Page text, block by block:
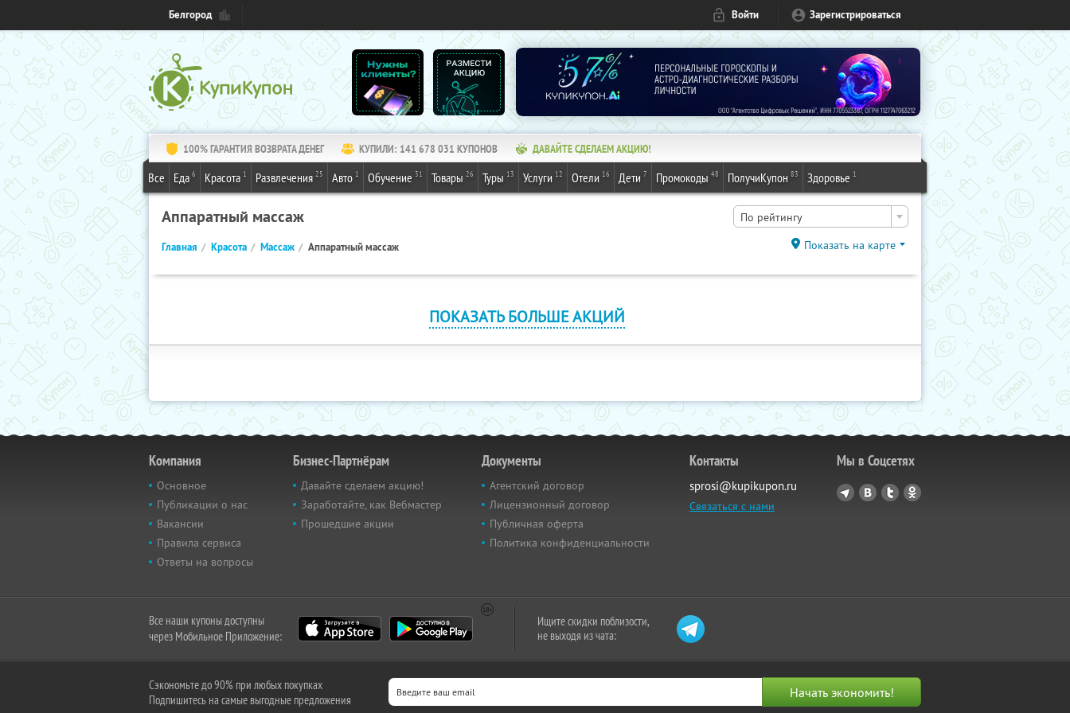
Белгород Войти Зарегистрироваться
100% ГАРАНТИЯ ВОЗВРАТА ДЕНЕГ КУПИЛИ: 141 678 032 КУПОНОВ ДАВАЙТЕ СДЕЛАЕМ АКЦИЮ!
Все Еда 6 Красота 1 Развлечения 25 Авто 1 Обучение 31 Товары 26 Туры 13 Услуги 12 Отели 16 Дети 7 Промокоды 48 ПолучиКупон 83 Здоровье 1
Аппаратный массаж По рейтингу
Главная Красота Массаж Аппаратный массаж Показать на карте
ПОКАЗАТЬ БОЛЬШЕ АКЦИЙ
Компания
Основное
Публикации о нас
Вакансии
Правила сервиса
Ответы на вопросы
Бизнес-Партнёрам
Давайте сделаем акцию!
Заработайте, как Вебмастер
Прошедшие акции
Документы
Агентский договор
Лицензионный договор
Публичная оферта
Политика конфиденциальности
Контакты
sprosi@kupikupon.ru
Связаться с нами
Мы в Соцсетях
Все наши купоны доступны
через Мобильное Приложение:
Ищите скидки поблизости,
не выходя из чата:
Сэкономьте до 90% при любых покупках
Подпишитесь на самые выгодные предложения